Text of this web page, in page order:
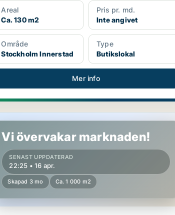
Areal
Ca. 130 m2
Pris pr. md.
Inte angivet
Område
Stockholm Innerstad
Type
Butikslokal
Mer info
i Söderort
Vi övervakar marknaden!
SENAST UPPDATERAD
22:25 • 16 apr.
Skapad 3 mo Ca. 1 000 m2